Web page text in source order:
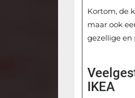
Kortom, de
maar ook
gezellige en
IKEA